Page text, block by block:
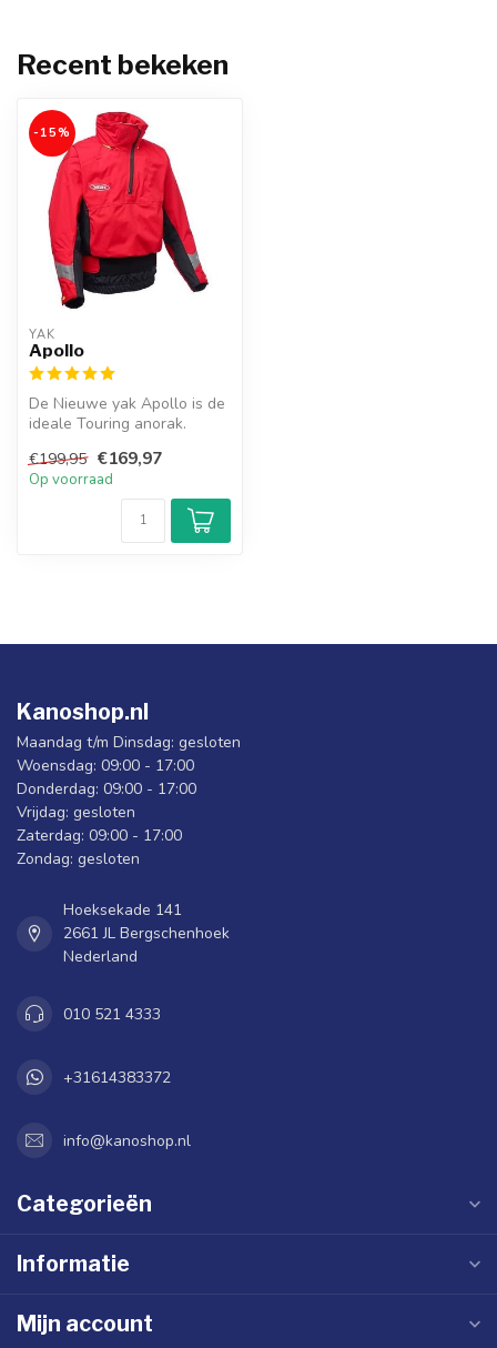
Recent bekeken
-15%
YAK
Apollo
De Nieuwe yak Apollo is de
ideale Touring anorak.
€199,95 €169,97
Op voorraad
Kanoshop.nl
Maandag t/m Dinsdag: gesloten
Woensdag: 09:00 - 17:00
Donderdag: 09:00 - 17:00
Vrijdag: gesloten
Zaterdag: 09:00 - 17:00
Zondag: gesloten
Hoeksekade 141
2661 JL Bergschenhoek
Nederland
010 521 4333
+31614383372
info@kanoshop.nl
Categorieën
Informatie
Mijn account